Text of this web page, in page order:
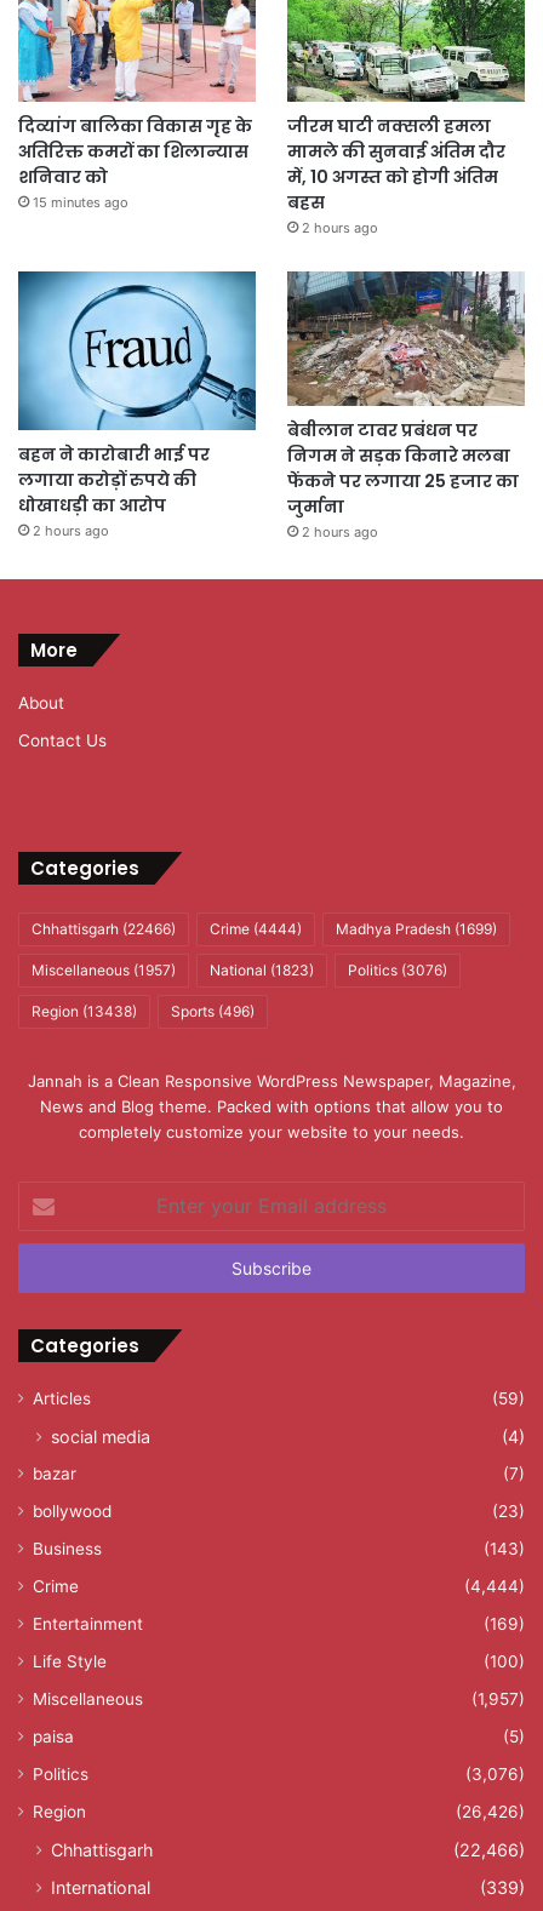
दिव्यांग बालिका विकास गृह के
अतिरिक्त कमरों का शिलान्यास
शनिवार को
15 minutes ago
जीरम घाटी नक्सली हमला
मामले की सुनवाई अंतिम दौर
में, 10 अगस्त को होगी अंतिम
बहस
2 hours ago
बहन ने कारोबारी भाई पर
लगाया करोड़ों रुपये की
धोखाधड़ी का आरोप
2 hours ago
बेबीलान टावर प्रबंधन पर
निगम ने सड़क किनारे मलबा
फेंकने पर लगाया 25 हजार का
जुर्माना
2 hours ago
More
About
Contact Us
Categories
Chhattisgarh (22466) Crime (4444) Madhya Pradesh (1699)
Miscellaneous (1957) National (1823) Politics (3076)
Region (13438) Sports (496)
Jannah is a Clean Responsive WordPress Newspaper, Magazine,
News and Blog theme. Packed with options that allow you to
completely customize your website to your needs.
your
Email
Categories
Articles (59)
social media (4)
bazar
(7)
bollywood
(23)
Business
(143)
Crime
(4,444)
Entertainment
(169)
Life Style
(100)
Miscellaneous
(1,957)
paisa
(5)
Politics
(3,076)
Region
(26,426)
Chhattisgarh
(22,466)
International
(339)